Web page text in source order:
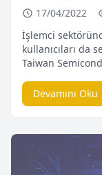
17/04/2022
İşlemci
kullanıcıları da
Taiwan
telefonlar olmak
alanında ve her
Dünya
sınırlı […]
Devamını Oku